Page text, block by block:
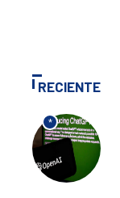
RECIENTE
*